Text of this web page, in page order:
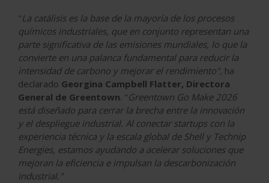
"La catálisis es la base de la mayoría de los procesos
químicos industriales, que en conjunto representan una
parte significativa de las emisiones mundiales, lo que la
convierte en una palanca fundamental para reducir la
intensidad de carbono y mejorar el rendimiento", ha
declarado Georgina Campbell Flatter, Directora
General de Greentown. "Greentown Go Make 2026
está diseñado para cerrar la brecha entre la innovación
y el despliegue industrial. Al conectar startups con la
experiencia técnica y la escala global de Shell y Technip
Energies, estamos ayudando a acelerar soluciones que
mejoran la eficiencia e impulsan la descarbonización
industrial."